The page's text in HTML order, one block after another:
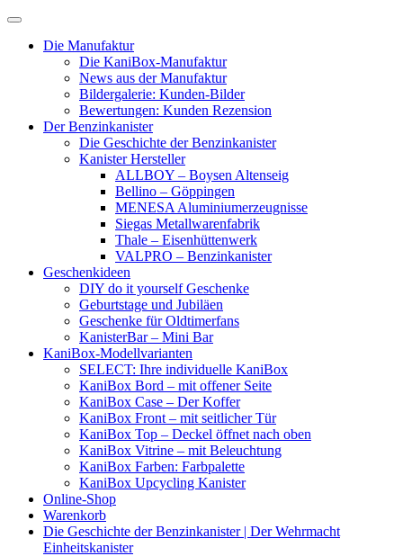
Skip
contentDie Manufaktur
Die KaniBox-Manufaktur
News aus der Manufaktur
Bildergalerie: Kunden-Bilder
Bewertungen: Kunden Rezension
Der Benzinkanister
Die Geschichte der Benzinkanister
Kanister Hersteller
ALLBOY – Boysen Altenseig
Bellino – Göppingen
MENESA Aluminiumerzeugnisse
Siegas Metallwarenfabrik
Thale – Eisenhüttenwerk
VALPRO – Benzinkanister
Geschenkideen
DIY do it yourself Geschenke
Geburtstage und Jubiläen
Geschenke für Oldtimerfans
KanisterBar – Mini Bar
KaniBox-Modellvarianten
SELECT: Ihre individuelle KaniBox
KaniBox Bord – mit offener Seite
KaniBox Case – Der Koffer
KaniBox Front – mit seitlicher Tür
KaniBox Top – Deckel öffnet nach oben
KaniBox Vitrine – mit Beleuchtung
KaniBox Farben: Farbpalette
KaniBox Upcycling Kanister
Online-Shop
Warenkorb
Die Geschichte der Benzinkanister | Der Wehrmacht
Einheitskanister